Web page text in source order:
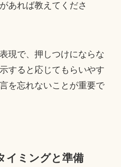
あれば教えてくださ
現で、押しつけにならな
すると応じてもらいやす
を忘れないことが重要で
イミングと準備